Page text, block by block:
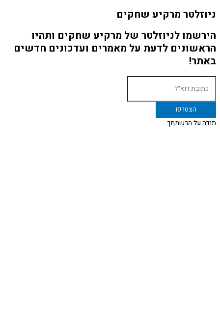
ניוזלטר מרקיע שחקים
הירשמו לניוזלטר של מרקיע שחקים ותהיו
הראשונים לדעת על מאמרים ועדכונים חדשים
באתר!
תודה על הרשמתך